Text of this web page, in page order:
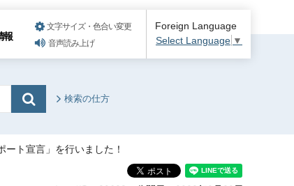
報
文字サイズ・色合い変更
音声読み上げ
Foreign Language
Select Language ▼
検索の仕方
ト宣言」を行いました！